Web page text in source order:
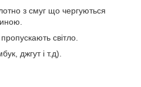
з смуг що чергуються
світло.
джгут і т.д).